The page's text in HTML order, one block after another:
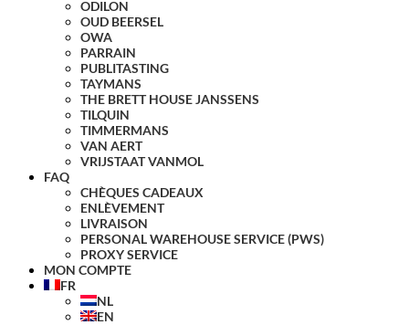
ODILON
OUD BEERSEL
OWA
PARRAIN
PUBLITASTING
TAYMANS
THE BRETT HOUSE JANSSENS
TILQUIN
TIMMERMANS
VAN AERT
VRIJSTAAT VANMOL
FAQ
CHÈQUES CADEAUX
ENLÈVEMENT
LIVRAISON
PERSONAL WAREHOUSE SERVICE (PWS)
PROXY SERVICE
MON COMPTE
FR
NL
EN